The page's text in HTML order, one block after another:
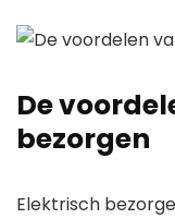
De
bezorgen
Elektrisch